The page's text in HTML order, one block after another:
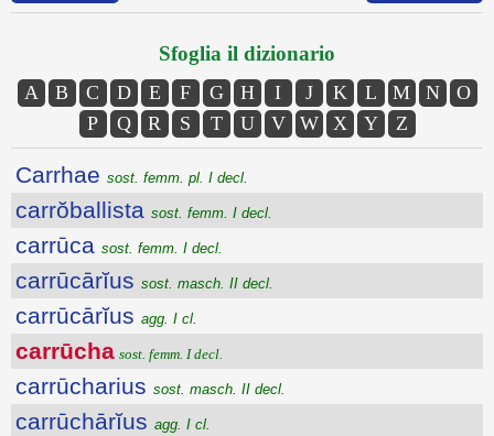
Sfoglia il dizionario
A B C D E F G H I J K L M N
O
P
Q R S T U V W X Y Z
Carrhae sost. femm. pl. I decl.
carrŏballista sost. femm. I decl.
carrūca sost. femm. I decl.
carrūcārĭus sost. masch. II decl.
carrūcārĭus agg. I cl.
carrūcha sost. femm. I decl.
carrūcharius sost. masch. II decl.
carrūchārĭus agg. I cl.